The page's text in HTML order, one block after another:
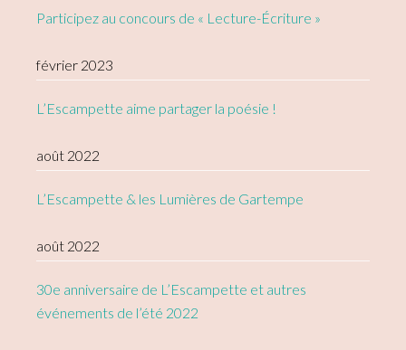
Participez au concours de « Lecture-Écriture »
février 2023
L’Escampette aime partager la poésie !
août 2022
L’Escampette & les Lumières de Gartempe
août 2022
30e anniversaire de L’Escampette et autres
événements de l’été 2022